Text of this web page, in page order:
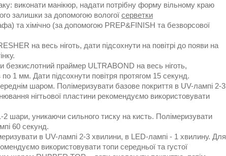
виконати манікюр, надати потрібну форму вільному краю
залишки за допомогою вологої серветки
та хімічно (за допомогою PREP&FINISH та безворсової
на весь ніготь, дати підсохнути на повітрі до появи на
праймер ULTRABOND на весь ніготь,
по 1 мм. Дати підсохнути повітря протягом 15 секунд.
шаром. Полімеризувати базове покриття в UV-лампі 2-3
нігтьової пластини рекомендуємо використовувати
шари, уникаючи сильного тиску на кисть. Полімеризувати
60 секунд.
в UV-лампі 2-3 хвилини, в LED-лампі - 1 хвилину. Для
використовувати топи середньої та густої